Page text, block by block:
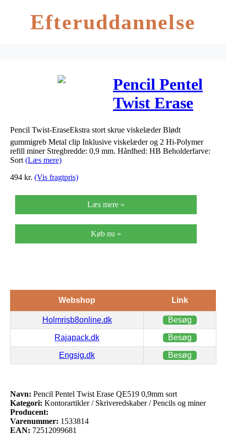
Efteruddannelse
Pencil Pentel
Twist Erase
sort
Pencil Twist-EraseEkstra stort skrue viskelæder Blødt
gummigreb Metal clip Inklusive viskelæder og 2 Hi-Polymer
refill miner Stregbredde: 0,9 mm. Hårdhed: HB Beholderfarve:
Sort (Læs mere)
494 kr. (Vis fragtpris)
Læs mere »
Køb nu »
Webshop Link
Holmrisb8online.dk Besøg
Rajapack.dk Besøg
Engsig.dk Besøg
Navn: Pencil Pentel Twist Erase QE519 0,9mm sort
Kategori: Kontorartikler / Skriveredskaber / Pencils og miner
Producent:
Varenummer: 1533814
EAN: 72512099681